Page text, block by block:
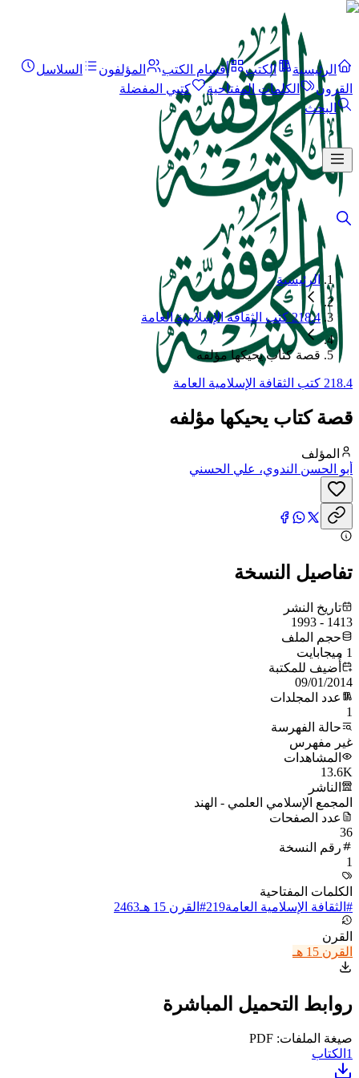
الرئيسية الكتب أقسام الكتب المؤلفون
السلاسل
القرون
الكلمات المفتاحية
كتبي المفضلة
البحث
الرئيسية
218.4 كتب الثقافة الإسلامية العامة
قصة كتاب يحيكها مؤلفه
218.4 كتب الثقافة الإسلامية العامة
قصة كتاب يحيكها مؤلفه
المؤلف
أبو الحسن الندوي، علي الحسني
تفاصيل النسخة
تاريخ النشر
1413 - 1993
حجم الملف
1 ميجابايت
أُضيف للمكتبة
09/01/2014
عدد المجلدات
1
حالة الفهرسة
غير مفهرس
المشاهدات
13.6K
الناشر
المجمع الإسلامي العلمي - الهند
عدد الصفحات
36
رقم النسخة
1
الكلمات المفتاحية
# الثقافة الإسلامية العامة219
# القرن 15 هـ 2463
القرن
القرن 15 هـ
روابط التحميل المباشرة
صيغة الملفات: PDF
1 الكتاب